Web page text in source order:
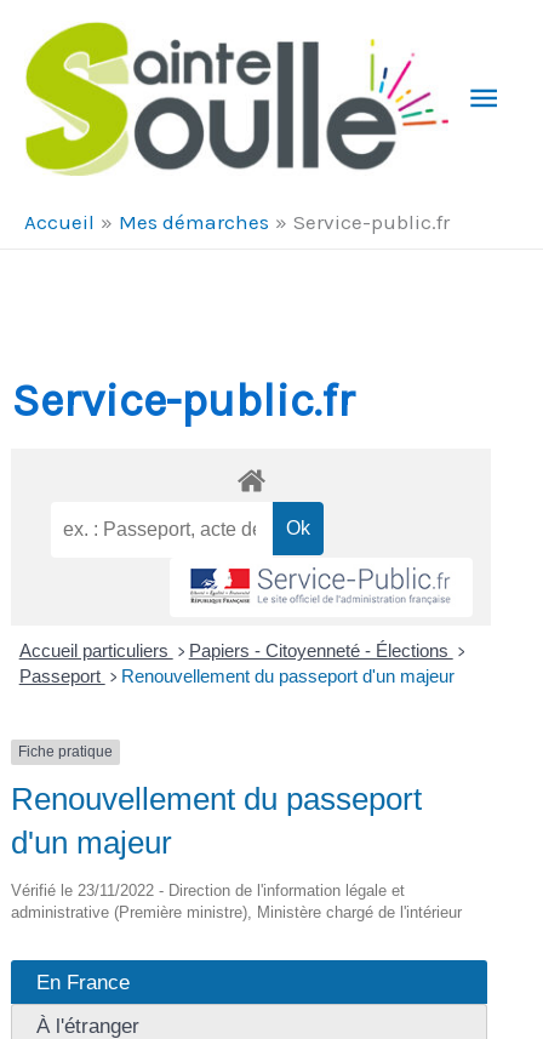
Accueil Mes démarches Service-public.fr
Service-public.fr
Accueil particuliers > Papiers - Citoyenneté - Élections >
Passeport > Renouvellement du passeport d'un majeur
Fiche pratique
Renouvellement du passeport
d'un majeur
Vérifié le 23/11/2022 - Direction de l'information légale et
administrative (Première ministre), Ministère chargé de l'intérieur
En France
À l'étranger